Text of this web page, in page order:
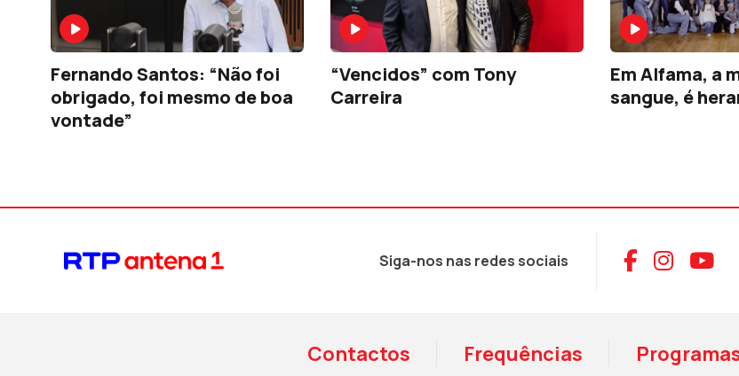
Fernando Santos: “Não foi
obrigado, foi mesmo de boa
vontade”
“Vencidos” com Tony
Carreira
Em Alfama, a
sangue, é
Siga-nos nas redes sociais Aceder
Contactos Frequências